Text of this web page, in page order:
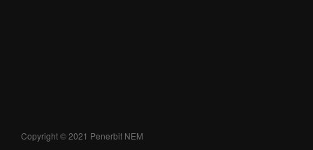
Copyright © 2021 Penerbit NEM